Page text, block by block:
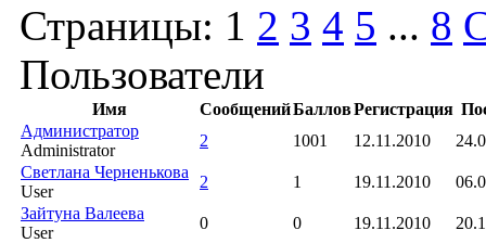
Страницы: 1 2 3 4 5 ... 8
Пользователи
Имя СообщенийБалловРегистрация
Администратор
Administrator
2 1001 12.11.2010
Светлана Черненькова
User
2 1 19.11.2010
Зайтуна Валеева
User
0 0 19.11.2010